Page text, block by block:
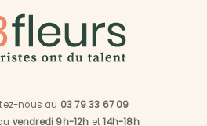
nous au 03 79 33 67 09
vendredi 9h-12h et14h-18h